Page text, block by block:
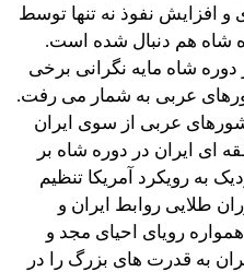
و افزایش نفوذ نه تنها توسط
شاه هم دنبال شده است.
شاه مایه نگرانی برخی
عربی به شمار می رفت.
عربی از سوی ایران
ایران در دوره شاه بر
به رویکرد آمریکا تنظیم
طلایی روابط ایران و
رویای احیای مجد و
به قدرت های بزرگ را در